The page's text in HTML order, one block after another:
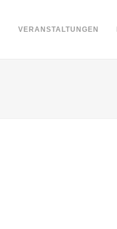
VERANSTALTUNGEN